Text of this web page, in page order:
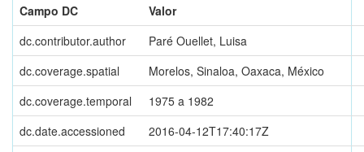
Campo DC
Valor
dc.contributor.author
Paré Ouellet, Luisa
dc.coverage.spatial
Morelos, Sinaloa, Oaxaca, México
dc.coverage.temporal
1975 a 1982
dc.date.accessioned
2016-04-12T17:40:17Z